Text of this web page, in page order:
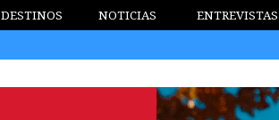
DESTINOS NOTICIAS ENTREVISTAS